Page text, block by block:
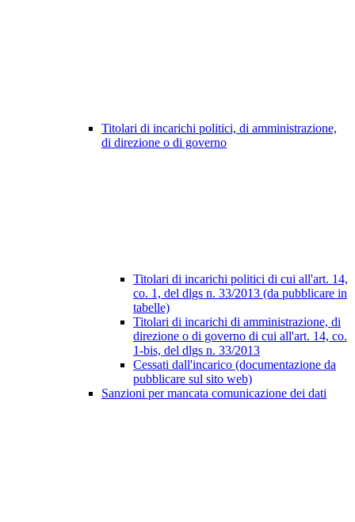
Titolari di incarichi politici, di amministrazione,
di direzione o di governo
Titolari di incarichi politici di cui all'art. 14,
co. 1, del dlgs n. 33/2013 (da pubblicare in
tabelle)
Titolari di incarichi di amministrazione, di
direzione o di governo di cui all'art. 14, co.
1-bis, del dlgs n. 33/2013
Cessati dall'incarico (documentazione da
pubblicare sul sito web)
Sanzioni per mancata comunicazione dei dati